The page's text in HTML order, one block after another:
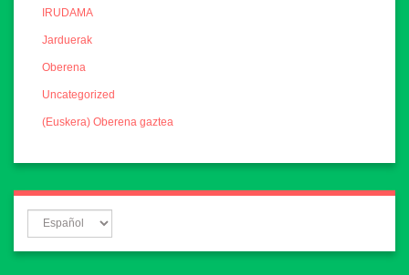
IRUDAMA
Jarduerak
Oberena
Uncategorized
(Euskera) Oberena gaztea